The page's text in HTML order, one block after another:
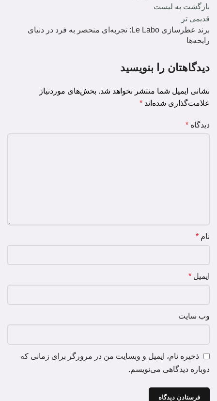
بازگشت به لیست
قدیمی تر
برند عطرسازی Le Labo: تجربه‌ای منحصر به فرد در دنیای
رایحه‌ها
دیدگاهتان را بنویسید
نشانی ایمیل شما منتشر نخواهد شد. بخش‌های موردنیاز
علامت‌گذاری شده‌اند *
دیدگاه *
نام *
ایمیل *
وب‌ سایت
ذخیره نام، ایمیل و وبسایت من در مرورگر برای زمانی که
دوباره دیدگاهی می‌نویسم.